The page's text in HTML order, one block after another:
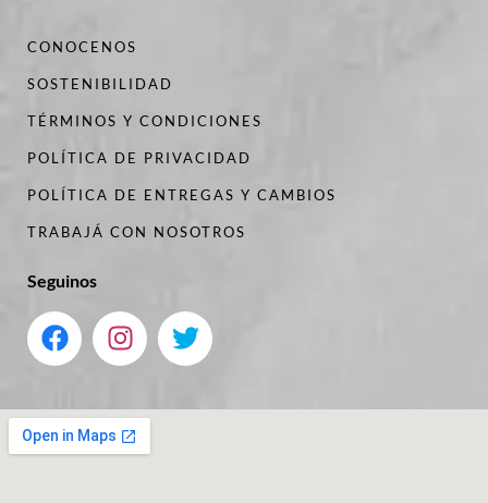
CONOCENOS
SOSTENIBILIDAD
TÉRMINOS Y CONDICIONES
POLÍTICA DE PRIVACIDAD
POLÍTICA DE ENTREGAS Y CAMBIOS
TRABAJÁ CON NOSOTROS
Seguinos